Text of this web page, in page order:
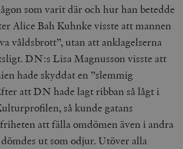
som varit där och hur han betedde
Alice Bah Kuhnke visste att mannen
våldsbrott”, utan att anklagelserna
DN:s Lisa Magnusson visste att
hade skyddat en ”slemmig
att DN hade lagt ribban så lågt i
så kunde gatans
att fälla omdömen även i andra
ut som odjur. Utöver alla